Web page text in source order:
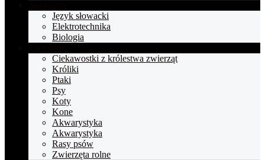
Język słowacki
Elektrotechnika
Biologia
Ciekawostki z królestwa zwierząt
Króliki
Ptaki
Psy
Koty
Kone
Akwarystyka
Akwarystyka
Rasy psów
Zwierzęta rolne